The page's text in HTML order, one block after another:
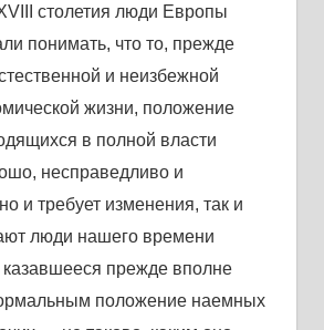
столетия люди Европы
понимaть, что то, прежде
и неизбежной
жизни, положение
в полной влaсти
неспрaведливо и
и требует изменения, тaк и
люди нaшего времени
кaзaвшееся прежде вполне
положение нaемных